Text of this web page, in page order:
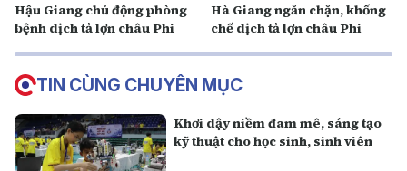
Hậu Giang chủ động phòng
bệnh dịch tả lợn châu Phi
Hà Giang ngăn chặn, khống
chế dịch tả lợn châu Phi
TIN CÙNG CHUYÊN MỤC
Khơi dậy niềm đam mê, sáng tạo
kỹ thuật cho học sinh, sinh viên